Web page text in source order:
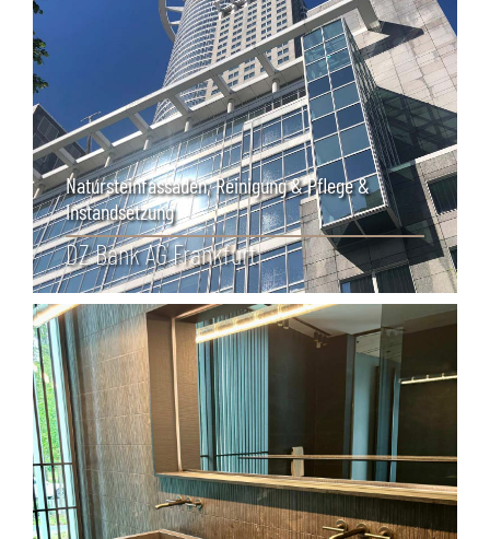
DZ Bank AG Frankfurt
Natursteinfassaden,Reinigung & Pflege &
Instandsetzung